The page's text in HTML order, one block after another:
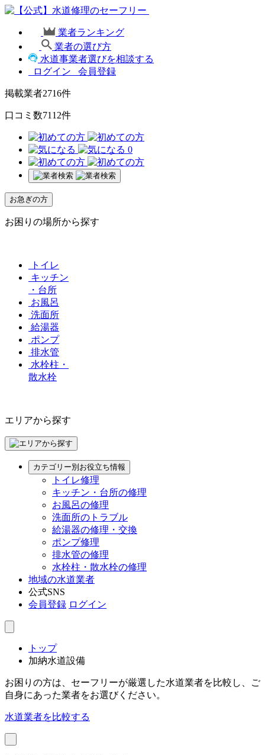
業者ランキング
業者の選び方
水道事業者選びを相談する
ログイン
会員登録
掲載業者2716件
口コミ数7112件
0
お急ぎの方
お困りの場所から探す
トイレ
キッチン
・台所
お風呂
洗面所
給湯器
ポンプ
排水管
水栓柱・
散水栓
エリアから探す
カテゴリー別お役立ち情報
トイレ修理
キッチン・台所の修理
お風呂の修理
洗面所のトラブル
給湯器の修理・交換
ポンプ修理
排水管の修理
水栓柱・散水栓の修理
地域の水道業者
公式SNS
会員登録 ログイン
トップ
加納水道設備
お困りの方は、セーフリーが厳選した水道業者を比較し、ご
自身にあった業者をお選びください。
水道業者を比較する